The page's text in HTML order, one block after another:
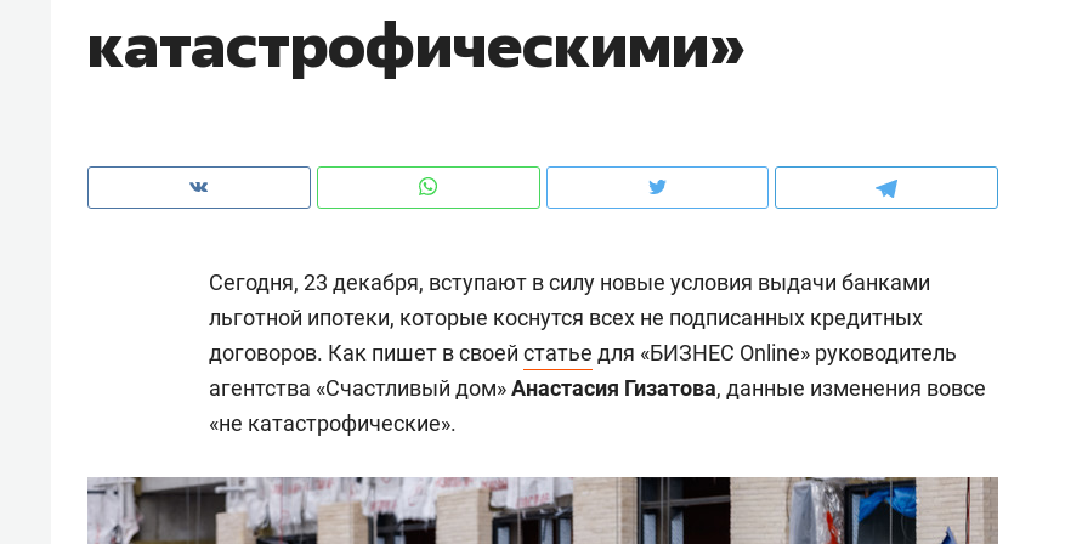
катастрофическими»
Сегодня, 23 декабря, вступают в силу новые условия выдачи банками
льготной ипотеки, которые коснутся всех не подписанных кредитных
договоров. Как пишет в своей статье для «БИЗНЕС Online» руководитель
агентства «Счастливый дом»Анастасия Гизатова, данные изменения вовсе
«не катастрофические».
Оман?
о трехкратном росте цен, дотошных
клиентах и чудных запросах мастеров
налогах и развитии без кредитов
Оставить шум за волной: как
строят тишину в казанском
ЖК «Заря»
Психотерапевт
«Директорский
когда человек не